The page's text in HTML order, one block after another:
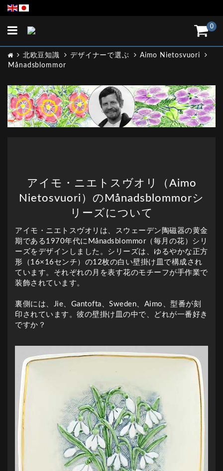
0
Toggle
北欧豆知識 デザイナーで選ぶ
Aimo Nietosvuori
Månadsblommor
アイモ・ニエトスヴオリ（Aimo
Nietosvuori）のMånadsblommorシ
リーズについて
アイモ・ニエトスヴオリは、スウェーデン陶磁器の黄金
期である1970年代にMånadsblommor（毎月の花）シリ
ーズをデザインしました。シリーズは、ゆるやかな正方
形（16×16センチ）の12枚の白い壁掛け皿で構成され
ています。それぞれの月を表す花のモチーフが手作業で
装飾されています。
裏側には、Jie、Gantofta、Sweden、Aimo、型番が刻
印されています。彼の壁掛け皿の中で、どれが一番好き
ですか？